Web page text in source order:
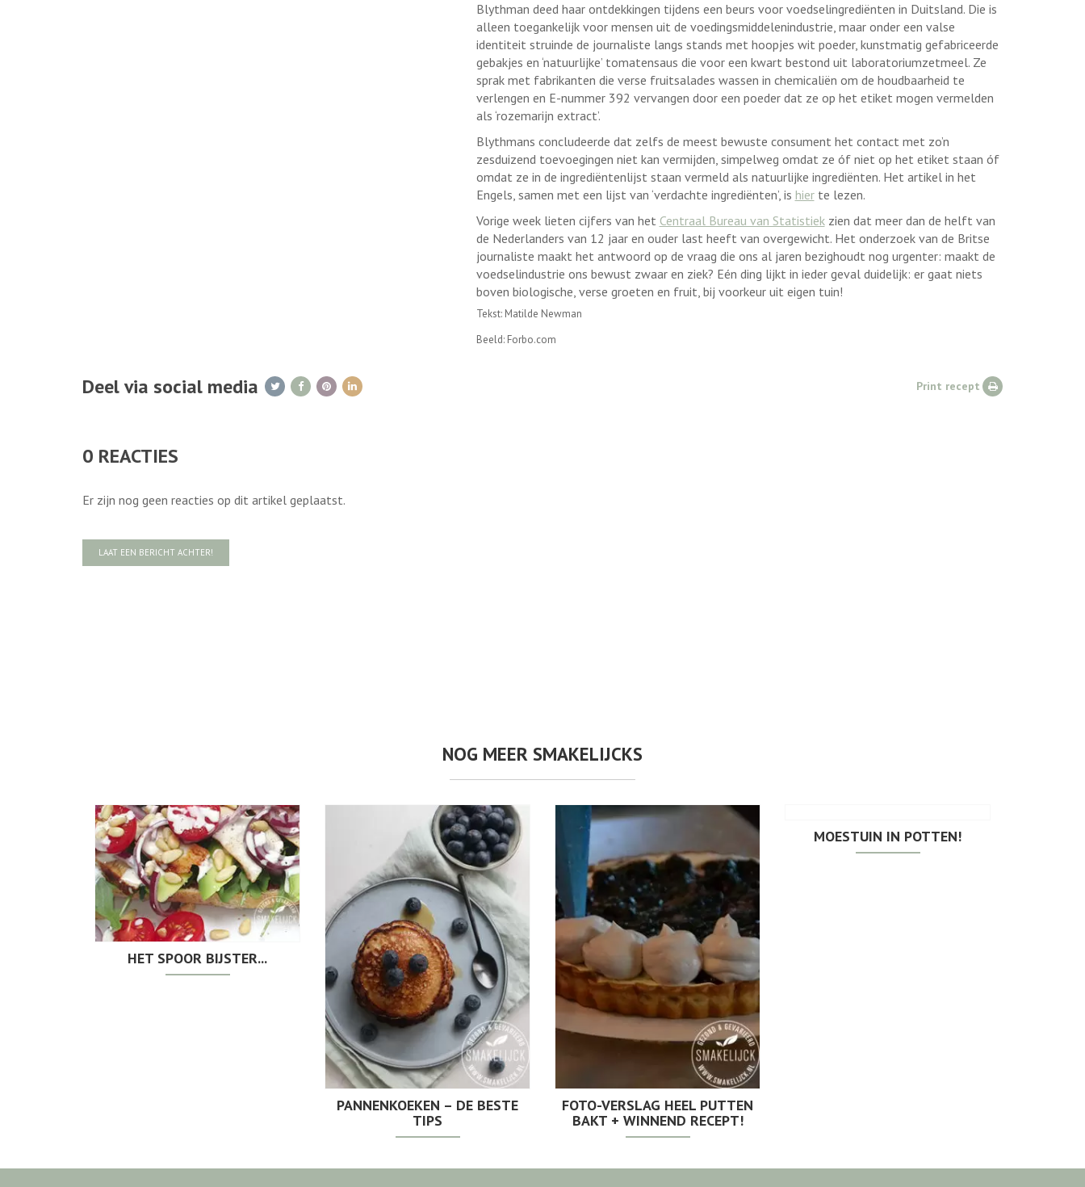
Blythman deed haar ontdekkingen tijdens een beurs voor voedselingrediënten in Duitsland. Die is
alleen toegankelijk voor mensen uit de voedingsmiddelenindustrie, maar onder een valse
identiteit struinde de journaliste langs stands met hoopjes wit poeder, kunstmatig gefabriceerde
gebakjes en ‘natuurlijke’ tomatensaus die voor een kwart bestond uit laboratoriumzetmeel. Ze
sprak met fabrikanten die verse fruitsalades wassen in chemicaliën om de houdbaarheid te
verlengen en E-nummer 392 vervangen door een poeder dat ze op het etiket mogen vermelden
als ‘rozemarijn extract’.
Blythmans concludeerde dat zelfs de meest bewuste consument het contact met zo’n
zesduizend toevoegingen niet kan vermijden, simpelweg omdat ze óf niet op het etiket staan óf
omdat ze in de ingrediëntenlijst staan vermeld als natuurlijke ingrediënten. Het artikel in het
Engels, samen met een lijst van ‘verdachte ingrediënten’, is hierte lezen.
Vorige week lieten cijfers van het Centraal Bureau van Statistiekzien dat meer dan de helft van
de Nederlanders van 12 jaar en ouder last heeft van overgewicht. Het onderzoek van de Britse
journaliste maakt het antwoord op de vraag die ons al jaren bezighoudt nog urgenter: maakt de
voedselindustrie ons bewust zwaar en ziek? Eén ding lijkt in ieder geval duidelijk: er gaat niets
boven biologische, verse groeten en fruit, bij voorkeur uit eigen tuin!
Tekst: Matilde Newman
Beeld: Forbo.com
Deel via social media Print recept
0 REACTIES
Er zijn nog geen reacties op dit artikel geplaatst.
LAAT EEN BERICHT ACHTER!
NOG MEER SMAKELIJCKS
HET SPOOR BIJSTER...
PANNENKOEKEN – DE BESTE
TIPS
FOTO-VERSLAG HEEL PUTTEN
BAKT + WINNEND RECEPT!
MOESTUIN IN POTTEN!